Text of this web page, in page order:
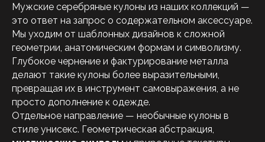
Мужские серебряные кулоны из наших коллекций —
это ответ на запрос о содержательном аксессуаре.
Мы уходим от шаблонных дизайнов к сложной
геометрии, анатомическим формам и символизму.
Глубокое чернение и фактурирование металла
делают такие кулоны более выразительными,
превращая их в инструмент самовыражения, а не
просто дополнение к одежде.
Отдельное направление — необычные кулоны в
стиле унисекс. Геометрическая абстракция,